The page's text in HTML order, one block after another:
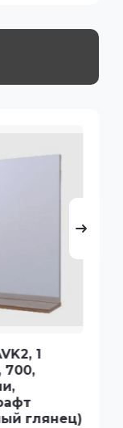
1
700,
глянец)